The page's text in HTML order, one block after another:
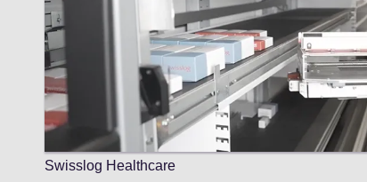
Swisslog Healthcare